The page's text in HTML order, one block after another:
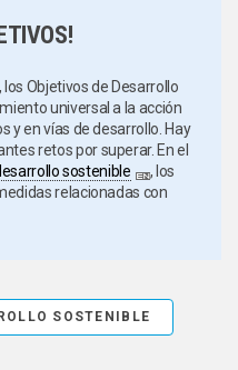
Objetivos de Desarrollo
universal a la acción
y en vías de desarrollo. Hay
retos por superar. En el
sostenible
, los
relacionadas con
SOSTENIBLE